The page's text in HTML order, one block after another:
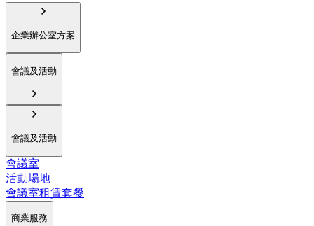
企業辦公室方案
會議及活動
會議及活動
會議室
活動場地
會議室租賃套餐
商業服務